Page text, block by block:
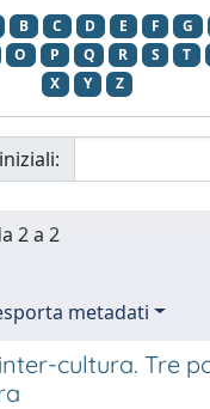
B C D E F G
O P Q R S T
X
Y Z
2 a 2
metadati
cultura. Tre